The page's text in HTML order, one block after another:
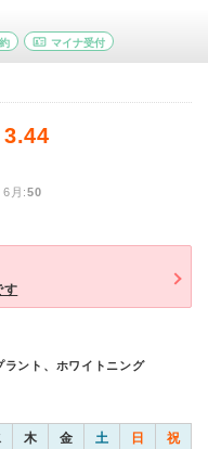
マイナ受付
3.44
月:50
す
ラント、ホワイトニング
木 金 土 日 祝